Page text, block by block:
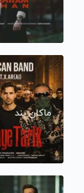
ماکان بند